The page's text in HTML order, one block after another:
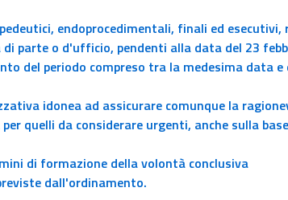
endoprocedimentali, finali ed esecutivi,
parte o d'ufficio, pendenti alla data del 23
del periodo compreso tra la medesima data e
idonea ad assicurare comunque la
quelli da considerare urgenti, anche sulla
di formazione della volontà conclusiva
dall'ordinamento.